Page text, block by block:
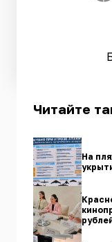
Читайте
На